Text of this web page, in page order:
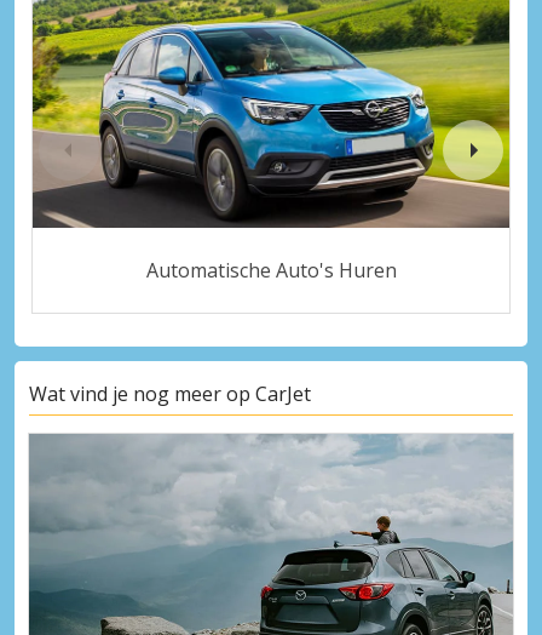
Automatische Auto's Huren
Wat vind je nog meer op CarJet